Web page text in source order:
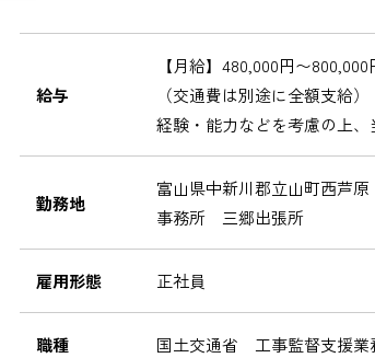
給与
【月給】480,000円〜800,000
（交通費は別途に全額支給）
経験・能力などを考慮の上
勤務地
富山県中新川郡立山町西
事務所 三郷出張所
雇用形態 正社員
職種 国土交通省 工事監督支援業